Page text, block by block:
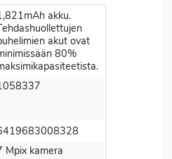
akku.
akut ovat
80%
Mpix kamera